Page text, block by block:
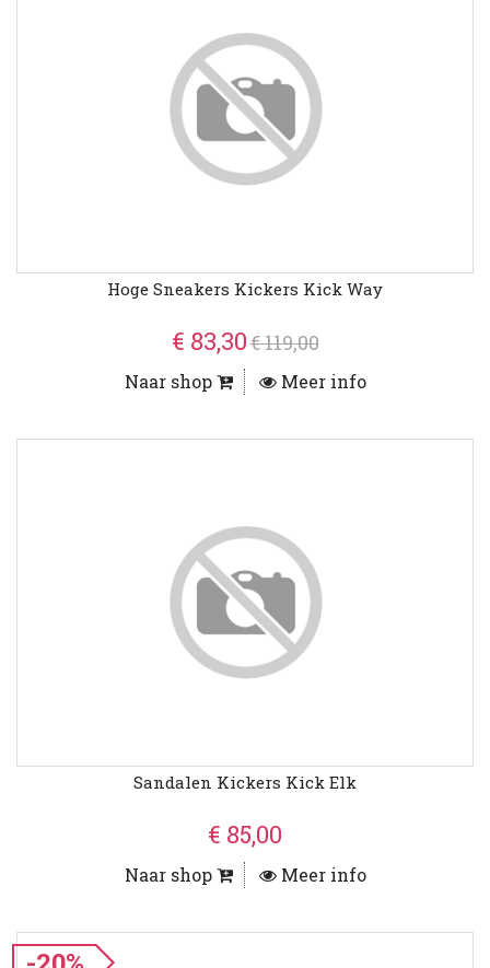
Hoge Sneakers Kickers Kick Way
€ 83,30€ 119,00
Naar shop Meer info
Sandalen Kickers Kick Elk
€ 85,00
Naar shop Meer info